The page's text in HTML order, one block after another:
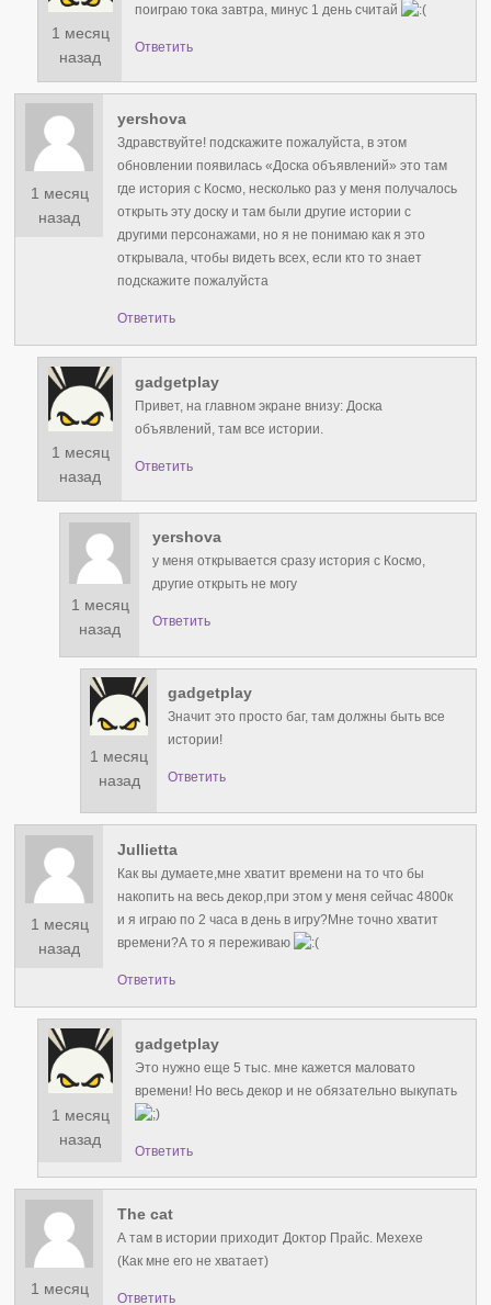
1 месяц
назад
поиграю тока завтра, минус 1 день считай
Ответить
1 месяц
назад
yershova
Здравствуйте! подскажите пожалуйста, в этом
обновлении появилась «Доска объявлений» это там
где история с Космо, несколько раз у меня получалось
открыть эту доску и там были другие истории с
другими персонажами, но я не понимаю как я это
открывала, чтобы видеть всех, если кто то знает
подскажите пожалуйста
Ответить
1 месяц
назад
gadgetplay
Привет, на главном экране внизу: Доска
объявлений, там все истории.
Ответить
1 месяц
назад
yershova
у меня открывается сразу история с Космо,
другие открыть не могу
Ответить
1 месяц
назад
gadgetplay
Значит это просто баг, там должны быть все
истории!
Ответить
1 месяц
назад
Jullietta
Как вы думаете,мне хватит времени на то что бы
накопить на весь декор,при этом у меня сейчас 4800к
и я играю по 2 часа в день в игру?Мне точно хватит
времени?А то я переживаю
Ответить
1 месяц
назад
gadgetplay
Это нужно еще 5 тыс. мне кажется маловато
времени! Но весь декор и не обязательно выкупать
Ответить
1 месяц
The cat
А там в истории приходит Доктор Прайс. Мехехе
(Как мне его не хватает)
Ответить